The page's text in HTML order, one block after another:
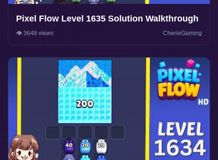
Pixel Flow Level 1635 Solution Walkthrough
👁️ 3648 views CherieGaming